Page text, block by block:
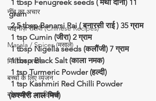
नींबू का अचार
चाइनीज़ रेसिपी (Chinese Recipes)
Masala / Spices (मसाले)
मिर्ची का अचार
बच्चों के लिए व्यंजन
ब्रेकफास्ट आइडियाज
gram
2.5 tbsp Banarsi Rai ( बनारसी राई ) 35 ग्राम
1 tsp Cumin (जीरा) 2 ग्राम
1 tbsp Nigella seeds (कलौंजी) 7 ग्राम
1 tbsp Black Salt (काला नमक)
1 tsp Turmeric Powder (हल्दी)
(कश्मीरी लाल मिर्च)